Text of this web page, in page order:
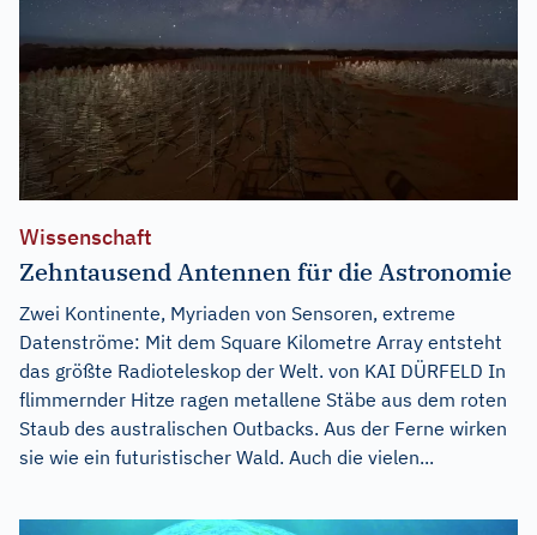
Wissenschaft
Zehntausend Antennen für die Astronomie
Zwei Kontinente, Myriaden von Sensoren, extreme
Datenströme: Mit dem Square Kilometre Array entsteht
das größte Radioteleskop der Welt. von KAI DÜRFELD In
flimmernder Hitze ragen metallene Stäbe aus dem roten
Staub des australischen Outbacks. Aus der Ferne wirken
sie wie ein futuristischer Wald. Auch die vielen...